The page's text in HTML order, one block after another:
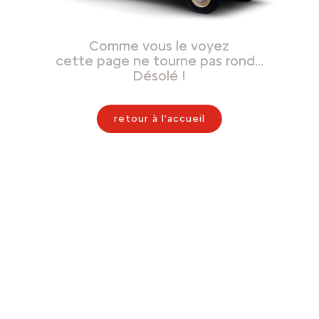
Comme vous le voyez
cette page ne tourne pas rond…
Désolé !
retour à l'accueil